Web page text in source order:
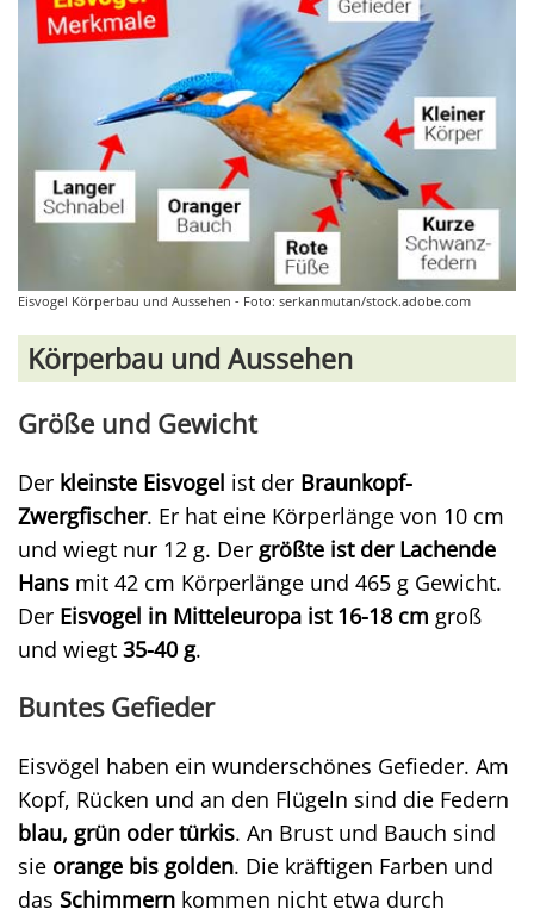
Eisvogel Körperbau und Aussehen - Foto: serkanmutan/stock.adobe.com
Körperbau und Aussehen
Größe und Gewicht
Der kleinste Eisvogel ist der Braunkopf-
Zwergfischer. Er hat eine Körperlänge von 10 cm
und wiegt nur 12 g. Der größte ist der Lachende
Hans mit 42 cm Körperlänge und 465 g Gewicht.
Der Eisvogel in Mitteleuropa ist 16-18 cm groß
und wiegt 35-40 g.
Buntes Gefieder
Eisvögel haben ein wunderschönes Gefieder. Am
Kopf, Rücken und an den Flügeln sind die Federn
blau, grün oder türkis. An Brust und Bauch sind
sie orange bis golden. Die kräftigen Farben und
das Schimmern kommen nicht etwa durch